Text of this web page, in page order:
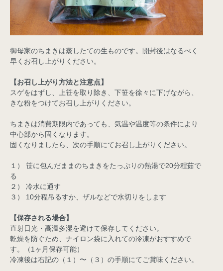
御母家のちまきは蒸したての生ものです。開封後はなるべく
早くお召し上がりください。
【お召し上がり方法と注意点】
スゲをはずし、上笹を取り除き、下笹を徐々に下げながら、
きな粉をつけてお召し上がりください。
ちまきは消費期限内であっても、気温や温度等の条件により
中心部から固くなります。
固くなりましたら、次の手順にてお召し上がりください。
１） 笹に包んだままのちまきをたっぷりの熱湯で20分程茹で
る
２） 冷水に通す
３） 10分程吊るすか、ザルなどで水切りをします
【保存される場合】
直射日光・高温多湿を避けて保存してください。
乾燥を防ぐため、ナイロン袋に入れての冷凍がおすすめで
す。（1ヶ月保存可能）
冷凍後は右記の（１）〜（３）の手順にてご賞味ください。